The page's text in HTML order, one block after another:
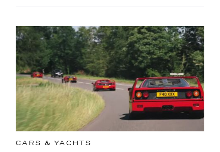
CARS & YACHTS